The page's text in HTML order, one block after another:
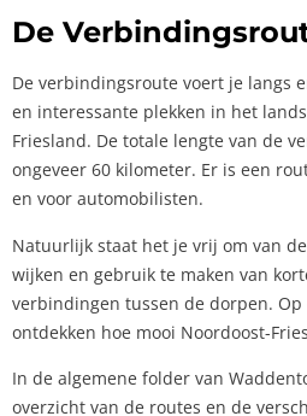
De
De verbindingsroute voert je langs
en interessante plekken in het
Friesland. De totale lengte van de
ongeveer 60 kilometer. Er is een
en voor automobilisten.
Natuurlijk staat het je vrij om van
wijken en gebruik te maken van
verbindingen tussen de dorpen.
ontdekken hoe mooi Noordoost-
In de algemene folder van
overzicht van de routes en de